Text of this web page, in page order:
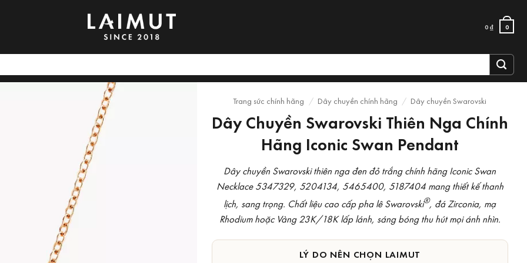
0₫ 0
Trang sức chính hãng / Dây chuyền chính hãng / Dây chuyền Swarovski
Dây Chuyền Swarovski Thiên Nga Chính
Hãng Iconic Swan Pendant
Dây chuyền Swarovski thiên nga đen đỏ trắng chính hãng Iconic Swan
Necklace 5347329, 5204134, 5465400, 5187404 mang thiết kế thanh
lịch, sang trọng. Chất liệu cao cấp pha lê Swarovski®, đá Zirconia, mạ
Rhodium hoặc Vàng 23K/18K lấp lánh, sáng bóng thu hút mọi ánh nhìn.
LÝ DO NÊN CHỌN LAIMUT